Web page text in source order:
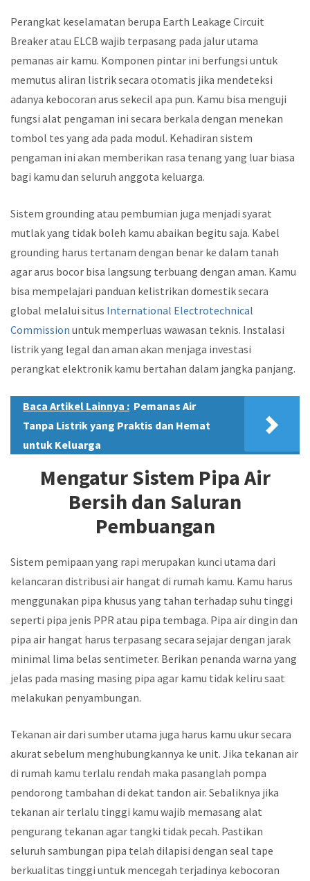
Perangkat keselamatan berupa Earth Leakage Circuit
Breaker atau ELCB wajib terpasang pada jalur utama
pemanas air kamu. Komponen pintar ini berfungsi untuk
memutus aliran listrik secara otomatis jika mendeteksi
adanya kebocoran arus sekecil apa pun. Kamu bisa menguji
fungsi alat pengaman ini secara berkala dengan menekan
tombol tes yang ada pada modul. Kehadiran sistem
pengaman ini akan memberikan rasa tenang yang luar biasa
bagi kamu dan seluruh anggota keluarga.
Sistem grounding atau pembumian juga menjadi syarat
mutlak yang tidak boleh kamu abaikan begitu saja. Kabel
grounding harus tertanam dengan benar ke dalam tanah
agar arus bocor bisa langsung terbuang dengan aman. Kamu
bisa mempelajari panduan kelistrikan domestik secara
global melalui situs International Electrotechnical
Commission untuk memperluas wawasan teknis. Instalasi
listrik yang legal dan aman akan menjaga investasi
perangkat elektronik kamu bertahan dalam jangka panjang.
Baca Artikel Lainnya : Pemanas Air
Tanpa Listrik yang Praktis dan Hemat
untuk Keluarga
Mengatur Sistem Pipa Air
Bersih dan Saluran
Pembuangan
Sistem pemipaan yang rapi merupakan kunci utama dari
kelancaran distribusi air hangat di rumah kamu. Kamu harus
menggunakan pipa khusus yang tahan terhadap suhu tinggi
seperti pipa jenis PPR atau pipa tembaga. Pipa air dingin dan
pipa air hangat harus terpasang secara sejajar dengan jarak
minimal lima belas sentimeter. Berikan penanda warna yang
jelas pada masing masing pipa agar kamu tidak keliru saat
melakukan penyambungan.
Tekanan air dari sumber utama juga harus kamu ukur secara
akurat sebelum menghubungkannya ke unit. Jika tekanan air
di rumah kamu terlalu rendah maka pasanglah pompa
pendorong tambahan di dekat tandon air. Sebaliknya jika
tekanan air terlalu tinggi kamu wajib memasang alat
pengurang tekanan agar tangki tidak pecah. Pastikan
seluruh sambungan pipa telah dilapisi dengan seal tape
berkualitas tinggi untuk mencegah terjadinya kebocoran